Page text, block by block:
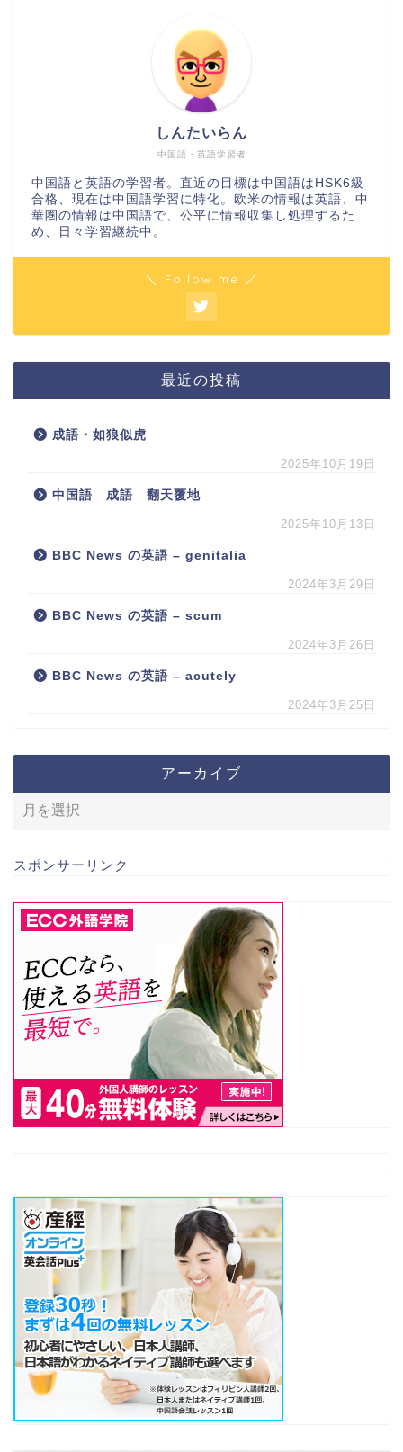
中国語・英語学習者
しんたいらん
中国語と英語の学習者。直近の目標は中国語はHSK6級
合格、現在は中国語学習に特化。欧米の情報は英語、中
華圏の情報は中国語で、公平に情報収集し処理するた
め、日々学習継続中。
＼ Follow me ／
最近の投稿
成語・如狼似虎
2025年10月19日
中国語 成語 翻天覆地
2025年10月13日
BBC News の英語 – genitalia
2024年3月29日
BBC News の英語 – scum
2024年3月26日
BBC News の英語 – acutely
2024年3月25日
アーカイブ
スポンサーリンク